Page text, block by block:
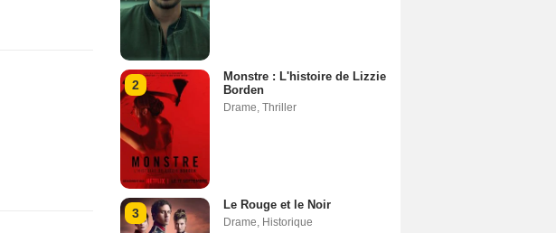
2
Monstre : L'histoire de Lizzie
Borden
Drame Thriller
3
Le Rouge et le Noir
Drame Historique